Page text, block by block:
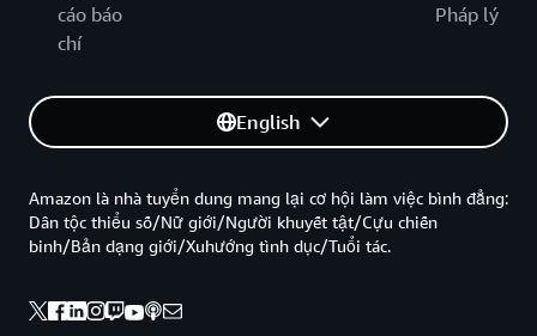
cáo báo
chí
Pháp lý
English
Amazon là nhà tuyển dung mang lại cơ hội làm việc bình đẳng:
Dân tộc thiểu số/Nữ giới/Người khuyết tật/Cựu chiến
binh/Bản dạng giới/Xuhướng tình dục/Tuổi tác.